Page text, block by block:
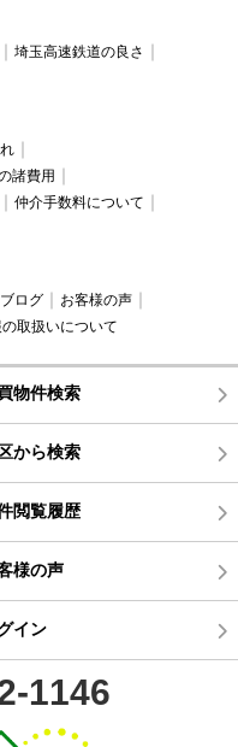
埼玉高速鉄道の良さ
諸費用
仲介手数料について
ログ
お客様の声
取扱いについて
物件検索
から検索
閲覧履歴
様の声
イン
1146